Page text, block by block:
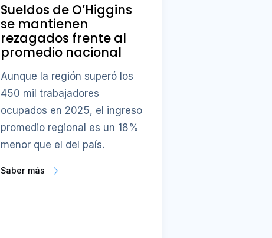
Sueldos de O’Higgins
se mantienen
rezagados frente al
promedio nacional
Aunque la región superó los
450 mil trabajadores
ocupados en 2025, el ingreso
promedio regional es un 18%
menor que el del país.
Saber más